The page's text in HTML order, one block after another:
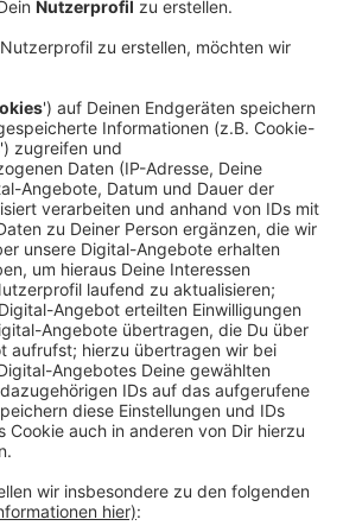
angespannten Situation der
Corona auch der hohe
Abstimmungsgesprächen,
hatte das der zuständige
Kreistages die Erhöhung
(14.06.2022) muss aber noch der
gut eine Woche später Kreistag
bzw. kreisfreien Städte sind per
in ihrem Bereich zuständig.